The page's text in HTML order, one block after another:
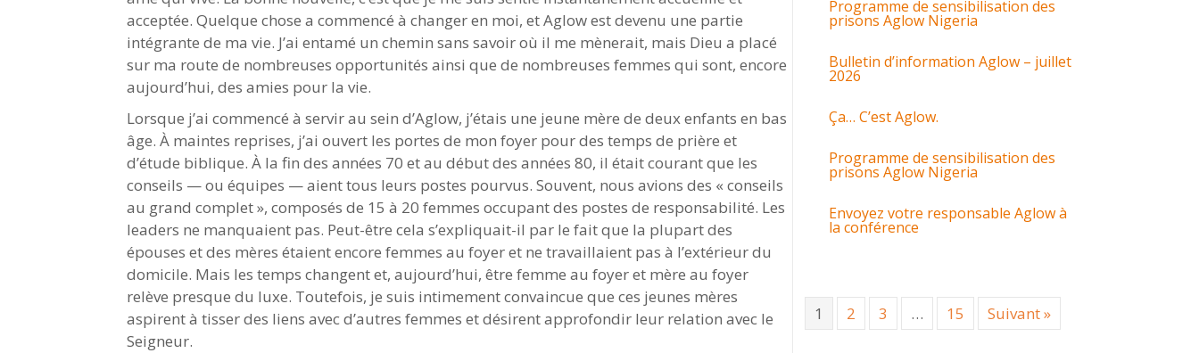
acceptée. Quelque chose a commencé à changer en moi, et Aglow est devenu une partie
intégrante de ma vie. J’ai entamé un chemin sans savoir où il me mènerait, mais Dieu a placé
sur ma route de nombreuses opportunités ainsi que de nombreuses femmes qui sont, encore
aujourd’hui, des amies pour la vie.
Lorsque j’ai commencé à servir au sein d’Aglow, j’étais une jeune mère de deux enfants en bas
âge. À maintes reprises, j’ai ouvert les portes de mon foyer pour des temps de prière et
d’étude biblique. À la fin des années 70 et au début des années 80, il était courant que les
conseils — ou équipes — aient tous leurs postes pourvus. Souvent, nous avions des « conseils
au grand complet », composés de 15 à 20 femmes occupant des postes de responsabilité. Les
leaders ne manquaient pas. Peut-être cela s’expliquait-il par le fait que la plupart des
épouses et des mères étaient encore femmes au foyer et ne travaillaient pas à l’extérieur du
domicile. Mais les temps changent et, aujourd’hui, être femme au foyer et mère au foyer
relève presque du luxe. Toutefois, je suis intimement convaincue que ces jeunes mères
aspirent à tisser des liens avec d’autres femmes et désirent approfondir leur relation avec le
Seigneur.
Programme de sensibilisation des
prisons Aglow Nigeria
Bulletin d’information Aglow – juillet
2026
Ça… C’est Aglow.
Programme de sensibilisation des
prisons Aglow Nigeria
Envoyez votre responsable Aglow à
la conférence
1 2 3 … 15 Suivant »